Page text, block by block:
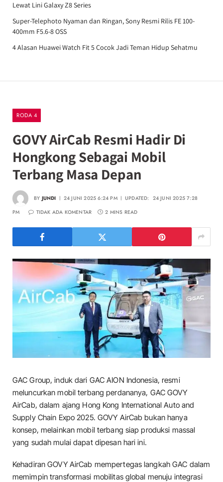
Lewat Lini Galaxy Z8 Series
Super-Telephoto Nyaman dan Ringan, Sony Resmi Rilis FE 100-
400mm F5.6-8 OSS
4 Alasan Huawei Watch Fit 5 Cocok Jadi Teman Hidup Sehatmu
RODA 4
GOVY AirCab Resmi Hadir Di
Hongkong Sebagai Mobil
Terbang Masa Depan
BY JUNDI 24 JUNI 2025 6:24 PM UPDATED: 24 JUNI 2025 7:28
PM
TIDAK ADA KOMENTAR 2 MINS READ
GAC Group, induk dari GAC AION Indonesia, resmi
meluncurkan mobil terbang perdananya, GAC GOVY
AirCab, dalam ajang Hong Kong International Auto and
Supply Chain Expo 2025. GOVY AirCab bukan hanya
konsep, melainkan mobil terbang siap produksi massal
yang sudah mulai dapat dipesan hari ini.
Kehadiran GOVY AirCab mempertegas langkah GAC dalam
memimpin transformasi mobilitas global menuju integrasi